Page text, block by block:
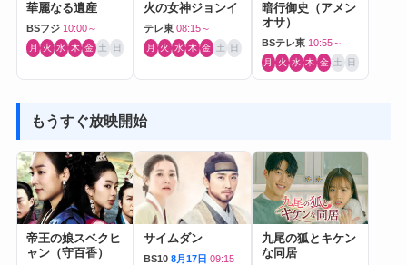
華麗なる遺産
BSフジ 10:00～
月 火 水 木 金 土 日
火の女神ジョンイ
テレ東 08:15～
月 火 水 木 金 土 日
暗行御史（アメン
オサ）
BSテレ東 10:55～
月 火 水 木 金 土 日
もうすぐ放映開始
帝王の娘スベクヒ
ャン（守百香）
サイムダン
BS10 8月17日 09:15
九尾の狐とキケン
な同居